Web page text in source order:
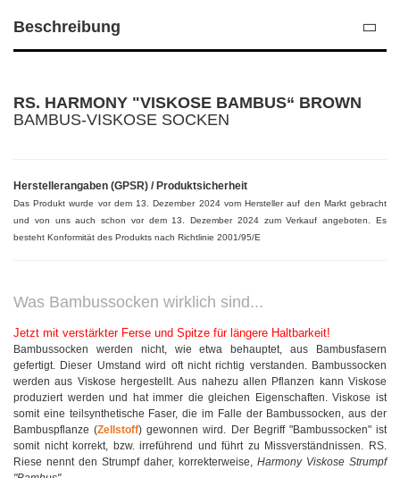
Beschreibung
RS. HARMONY "VISKOSE BAMBUS“ BROWN
BAMBUS-VISKOSE SOCKEN
Herstellerangaben (GPSR) / Produktsicherheit
Das Produkt wurde vor dem 13. Dezember 2024 vom Hersteller auf den Markt gebracht
und von uns auch schon vor dem 13. Dezember 2024 zum Verkauf angeboten. Es
besteht Konformität des Produkts nach Richtlinie 2001/95/E
Was Bambussocken wirklich sind...
Jetzt mit verstärkter Ferse und Spitze für längere Haltbarkeit!
Bambussocken werden nicht, wie etwa behauptet, aus Bambusfasern
gefertigt. Dieser Umstand wird oft nicht richtig verstanden. Bambussocken
werden aus Viskose hergestellt. Aus nahezu allen Pflanzen kann Viskose
produziert werden und hat immer die gleichen Eigenschaften. Viskose ist
somit eine teilsynthetische Faser, die im Falle der Bambussocken, aus der
Bambuspflanze (Zellstoff) gewonnen wird. Der Begriff "Bambussocken" ist
somit nicht korrekt, bzw. irreführend und führt zu Missverständnissen. RS.
Riese nennt den Strumpf daher, korrekterweise, Harmony Viskose Strumpf